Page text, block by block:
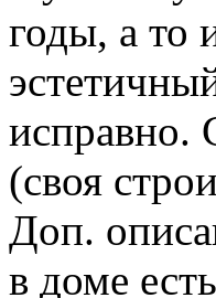
годы, а то
исправно.
(своя
Доп.
в доме